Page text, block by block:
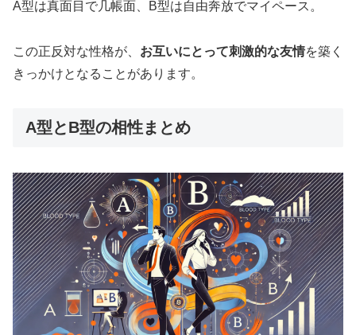
A型は真面目で几帳面、B型は自由奔放でマイペース。
この正反対な性格が、 お互いにとって刺激的な友情を築く
きっかけとなることがあります。
A型とB型の相性まとめ